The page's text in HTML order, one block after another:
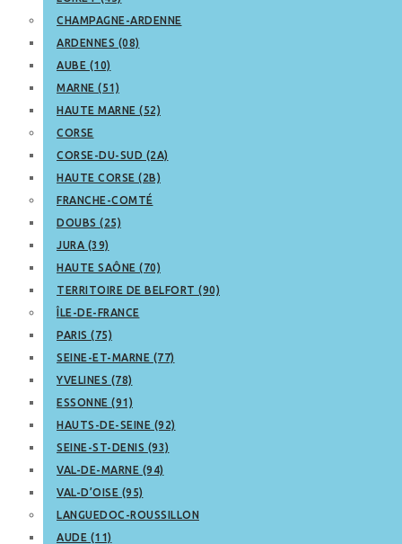
CHAMPAGNE-ARDENNE
ARDENNES (08)
AUBE (10)
MARNE (51)
HAUTE MARNE (52)
CORSE
CORSE-DU-SUD (2A)
HAUTE CORSE (2B)
FRANCHE-COMTÉ
DOUBS (25)
JURA (39)
HAUTE SAÔNE (70)
TERRITOIRE DE BELFORT (90)
ÎLE-DE-FRANCE
PARIS (75)
SEINE-ET-MARNE (77)
YVELINES (78)
ESSONNE (91)
HAUTS-DE-SEINE (92)
SEINE-ST-DENIS (93)
VAL-DE-MARNE (94)
VAL-D’OISE (95)
LANGUEDOC-ROUSSILLON
AUDE (11)